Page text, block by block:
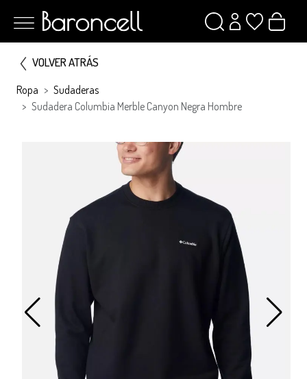
VOLVER ATRÁS
Ropa
Sudaderas
Sudadera Columbia Merble Canyon Negra Hombre